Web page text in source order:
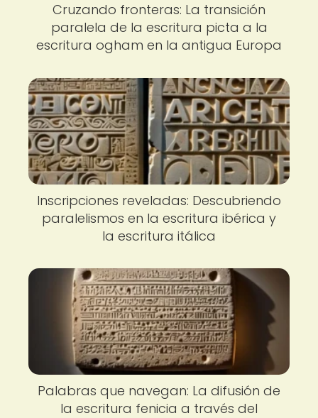
Cruzando fronteras: La transición
paralela de la escritura picta a la
escritura ogham en la antigua Europa
Inscripciones reveladas: Descubriendo
paralelismos en la escritura ibérica y
la escritura itálica
Palabras que navegan: La difusión de
la escritura fenicia a través del